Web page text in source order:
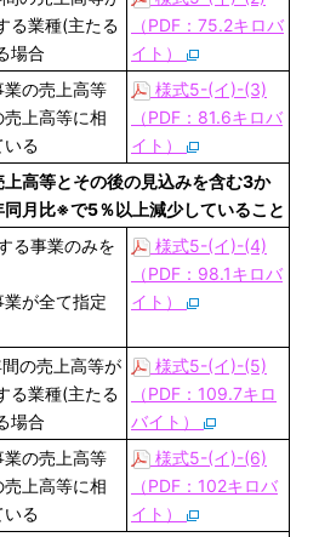
る業種(主たる
場合
（PDF：75.2キロバ
イト）
業の売上高等
上高等に相
いる
様式5-(イ)-(3)
（PDF：81.6キロバ
イト）
上高等とその後の見込みを含む3か
同月比※で5％以上減少していること
る事業のみを
業が全て指定
様式5-(イ)-(4)
（PDF：98.1キロバ
イト）
の売上高等が
る業種(主たる
場合
様式5-(イ)-(5)
（PDF：109.7キロ
バイト）
業の売上高等
上高等に相
いる
様式5-(イ)-(6)
（PDF：102キロバ
イト）